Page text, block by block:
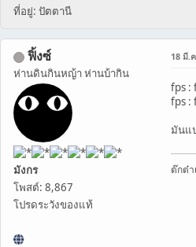
ที่อยู่: ปัตตานี
ฟิ้งซ์
ห่านดินกินหญ้า ห่านบ้ากิน
มังกร
โพสต์: 8,867
โปรดระวังของแท้
18 มี.
fps :
fps :
มันแ
ต๊กต๋